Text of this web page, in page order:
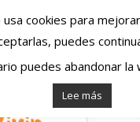
cookies para
puedes
puedes abandonar la
Lee más